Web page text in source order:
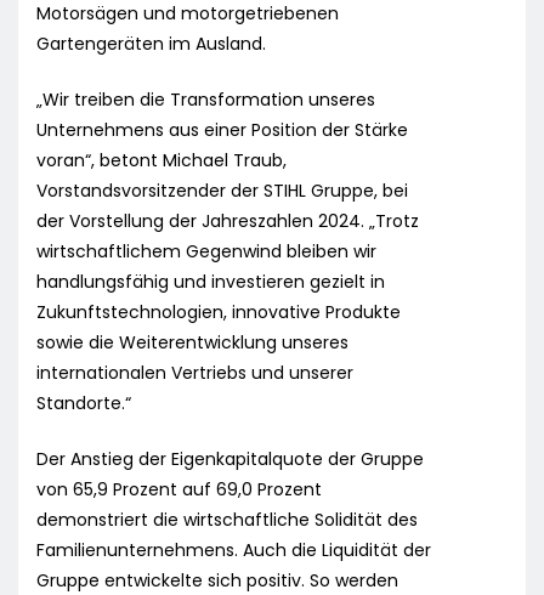
Motorsägen und motorgetriebenen
Gartengeräten im Ausland.
„Wir treiben die Transformation unseres
Unternehmens aus einer Position der Stärke
voran“, betont Michael Traub,
Vorstandsvorsitzender der STIHL Gruppe, bei
der Vorstellung der Jahreszahlen 2024. „Trotz
wirtschaftlichem Gegenwind bleiben wir
handlungsfähig und investieren gezielt in
Zukunftstechnologien, innovative Produkte
sowie die Weiterentwicklung unseres
internationalen Vertriebs und unserer
Standorte.“
Der Anstieg der Eigenkapitalquote der Gruppe
von 65,9 Prozent auf 69,0 Prozent
demonstriert die wirtschaftliche Solidität des
Familienunternehmens. Auch die Liquidität der
Gruppe entwickelte sich positiv. So werden